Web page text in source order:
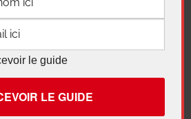
le guide